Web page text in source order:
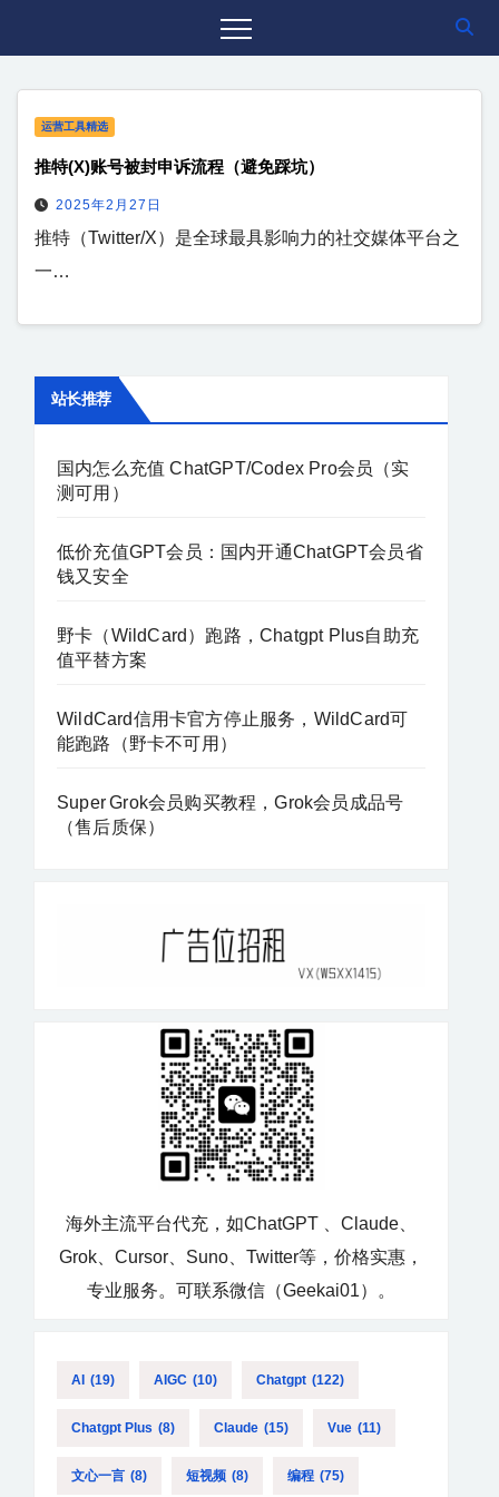
运营工具精选
推特(X)账号被封申诉流程（避免踩坑）
2025年2月27日
推特（Twitter/X）是全球最具影响力的社交媒体平台之
一…
站长推荐
国内怎么充值 ChatGPT/Codex Pro会员（实
测可用）
低价充值GPT会员：国内开通ChatGPT会员省
钱又安全
野卡（WildCard）跑路，Chatgpt Plus自助充
值平替方案
WildCard信用卡官方停止服务，WildCard可
能跑路（野卡不可用）
Super Grok会员购买教程，Grok会员成品号
（售后质保）
海外主流平台代充，如ChatGPT 、Claude、
Grok、Cursor、Suno、Twitter等，价格实惠，
专业服务。可联系微信（Geekai01）。
AI (19) AIGC (10) Chatgpt (122)
Chatgpt Plus (8) Claude (15) Vue (11)
文心一言 (8) 短视频 (8) 编程 (75)